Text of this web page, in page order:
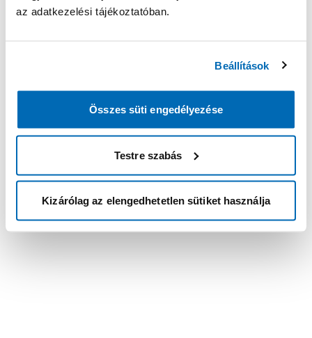
az adatkezelési tájékoztatóban.
Beállítások
Összes süti engedélyezése
Testre szabás
Kizárólag az elengedhetetlen sütiket használja